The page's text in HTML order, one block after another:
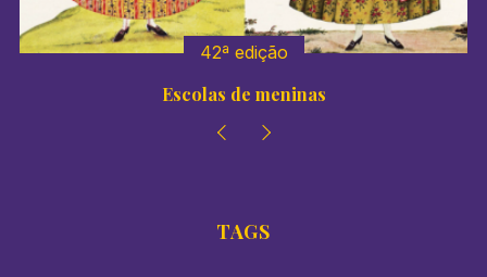
41º edição
Colégios de meninas
TAGS